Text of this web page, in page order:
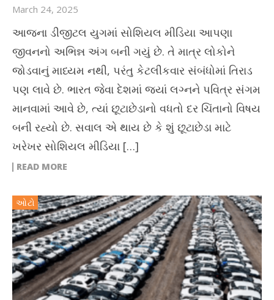
March 24, 2025
આજના ડીજીટલ યુગમાં સોશિયલ મીડિયા આપણા
જીવનનો અભિન્ન અંગ બની ગયું છે. તે માત્ર લોકોને
જોડવાનું માધ્યમ નથી, પરંતુ કેટલીકવાર સંબંધોમાં તિરાડ
પણ લાવે છે. ભારત જેવા દેશમાં જ્યાં લગ્નને પવિત્ર સંગમ
માનવામાં આવે છે, ત્યાં છૂટાછેડાનો વધતો દર ચિંતાનો વિષય
બની રહ્યો છે. સવાલ એ થાય છે કે શું છૂટાછેડા માટે
ખરેખર સોશિયલ મીડિયા […]
READ MORE
ઓટો